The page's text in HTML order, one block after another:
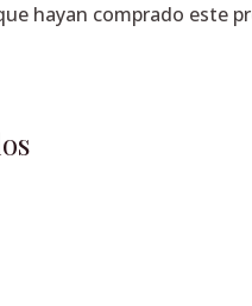
hayan comprado este